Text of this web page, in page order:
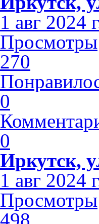
1 авг 2024
Просмотры
270
0
0
Иркутск,
1 авг 2024
Просмотры